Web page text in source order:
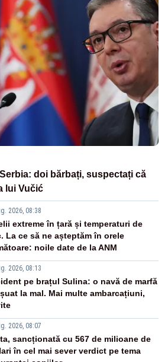
doi bărbați, suspectați că
lui Vučić
2026, 08:38
extreme în țară și temperaturi de
La ce să ne așteptăm în orele
noile date de la ANM
2026, 08:13
pe brațul Sulina: o navă de marfă
la mal. Mai multe ambarcațiuni,
2026, 08:07
sancționată cu 567 de milioane de
în cel mai sever verdict pe tema